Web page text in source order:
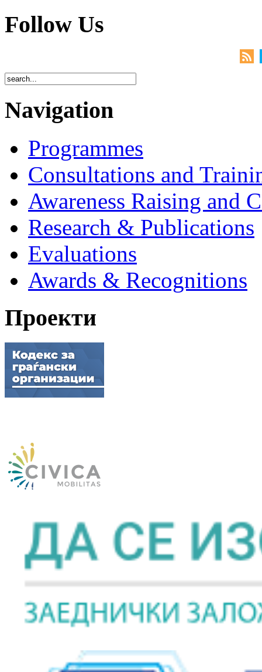
Follow Us
Navigation
Programmes
Consultations and
Awareness Raising and
Research & Publications
Evaluations
Awards & Recognitions
Проекти